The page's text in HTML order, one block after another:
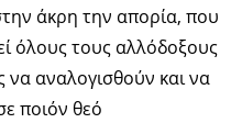
άκρη την απορία, που
όλους τους αλλόδοξους
αναλογισθούν και να
ποιόν θεό